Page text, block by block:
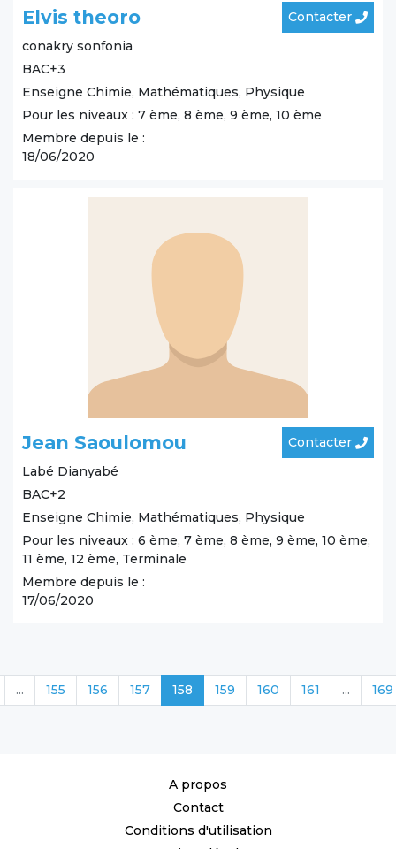
Elvis theoro
Contacter
conakry sonfonia
BAC+3
Enseigne Chimie, Mathématiques, Physique
Pour les niveaux : 7 ème, 8 ème, 9 ème, 10 ème
Membre depuis le :
18/06/2020
Jean Saoulomou
Contacter
Labé Dianyabé
BAC+2
Enseigne Chimie, Mathématiques, Physique
Pour les niveaux : 6 ème, 7 ème, 8 ème, 9 ème, 10 ème,
11 ème, 12 ème, Terminale
Membre depuis le :
17/06/2020
... 155 156 157 158 159 160 161 ... 169
A propos
Contact
Conditions d'utilisation